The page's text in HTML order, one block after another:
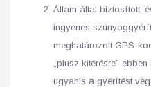
Állam által biztosított,
ingyenes
meghatározott GPS-
„plusz kitérésre”
ugyanis a gyérítést